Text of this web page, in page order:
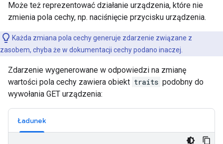
Może też reprezentować działanie urządzenia, które nie
zmienia pola cechy, np. naciśnięcie przycisku urządzenia.
Każda zmiana pola cechy generuje zdarzenie związane z
zasobem, chyba że w dokumentacji cechy podano inaczej.
Zdarzenie wygenerowane w odpowiedzi na zmianę
wartości pola cechy zawiera obiekt traits podobny do
wywołania GET urządzenia:
Ładunek